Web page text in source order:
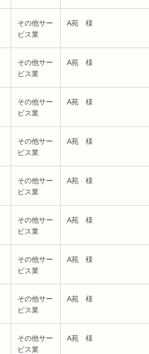
その他サー
ビス業
A苑 様
その他サー
ビス業
A苑 様
その他サー
ビス業
A苑 様
その他サー
ビス業
A苑 様
その他サー
ビス業
A苑 様
その他サー
ビス業
A苑 様
その他サー
ビス業
A苑 様
その他サー
ビス業
A苑 様
その他サー
ビス業
A苑 様